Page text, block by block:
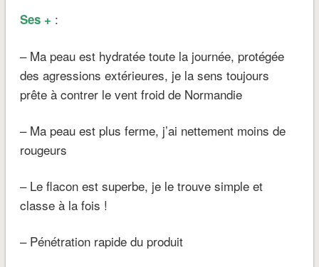
Ses + :
– Ma peau est hydratée toute la journée, protégée
des agressions extérieures, je la sens toujours
prête à contrer le vent froid de Normandie
– Ma peau est plus ferme, j’ai nettement moins de
rougeurs
– Le flacon est superbe, je le trouve simple et
classe à la fois !
– Pénétration rapide du produit